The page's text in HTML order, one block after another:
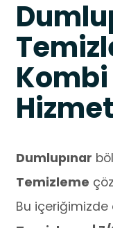
Dumlupınar
Temizleme
Bu içeriğimizde